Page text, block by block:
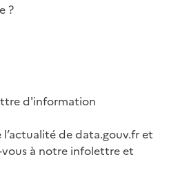
?
d'information
de data.gouv.fr et
vous à notre infolettre et